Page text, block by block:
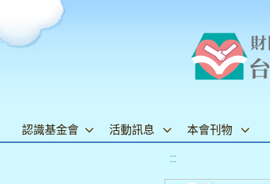
認識基金會 活動訊息 本會刊物
:::